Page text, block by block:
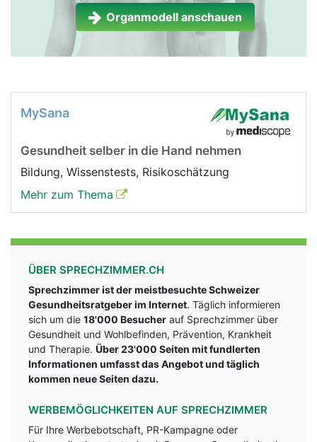
Organmodell anschauen
MySana
Gesundheit selber in die Hand nehmen
Bildung, Wissenstests, Risikoschätzung
Mehr zum Thema
ÜBER SPRECHZIMMER.CH
Sprechzimmer ist der meistbesuchte Schweizer
Gesundheitsratgeber im Internet. Täglich informieren
sich um die 18'000 Besucher auf Sprechzimmer über
Gesundheit und Wohlbefinden, Prävention, Krankheit
und Therapie. Über 23'000 Seiten mit fundlerten
Informationen umfasst das Angebot und täglich
kommen neue Seiten dazu.
WERBEMÖGLICHKEITEN AUF SPRECHZIMMER
Für Ihre Werbebotschaft, PR-Kampagne oder